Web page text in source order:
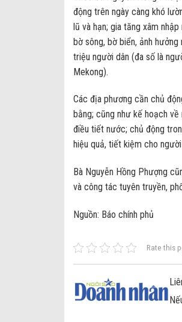
động trên ngày càng khó
lũ và hạn; gia tăng xâm
bờ sông, bờ biển, ảnh
triệu người dân (đa số là
Mekong).
Các địa phương cần chủ
bằng; cũng như kế hoạch
điều tiết nước; chủ động
hiệu quả, tiết kiệm cho người
Bà Nguyễn Hồng Phượng
và công tác tuyên truyền,
Nguồn: Báo chính phủ
Rate this